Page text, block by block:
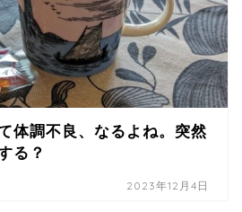
体調不良、なるよね。突然
る？
2023年12月4日